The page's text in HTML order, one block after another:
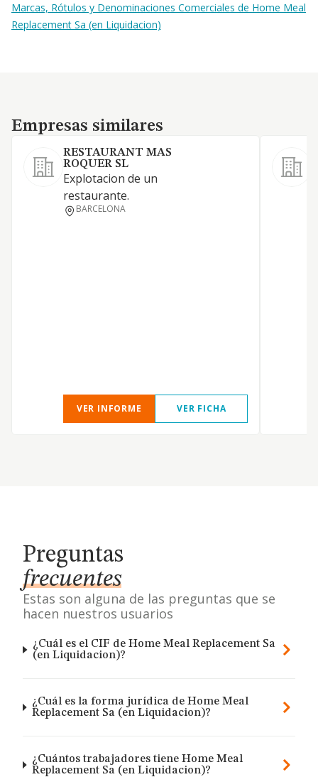
Marcas, Rótulos y Denominaciones Comerciales de Home Meal
Replacement Sa (en Liquidacion)
Empresas similares
Empresas similares
RESTAURANT MAS
ROQUER SL
Explotacion de un
restaurante.
BARCELONA
VER INFORME VER FICHA
Preguntas
frecuentes
Estas son alguna de las preguntas que se
hacen nuestros usuarios
¿Cuál es el CIF de Home Meal Replacement Sa
(en Liquidacion)?
¿Cuál es la forma jurídica de Home Meal
Replacement Sa (en Liquidacion)?
¿Cuántos trabajadores tiene Home Meal
Replacement Sa (en Liquidacion)?